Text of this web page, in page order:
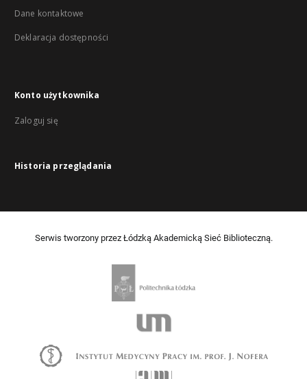
Dane kontaktowe
Deklaracja dostępności
Konto użytkownika
Zaloguj się
Historia przeglądania
Serwis tworzony przez Łódzką Akademicką Sieć Biblioteczną.